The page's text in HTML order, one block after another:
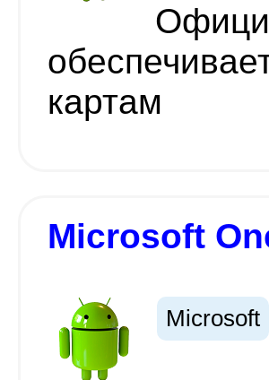
картам
Microsoft
Microsoft